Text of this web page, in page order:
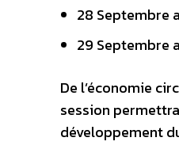
28 Septembre
29 Septembre
De l’économie
session
développement